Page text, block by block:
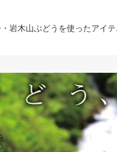
岩木山ぶどうを使ったアイ